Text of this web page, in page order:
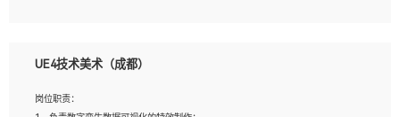
2、熟练掌握 Unity3D 程序开发，精通 C# 语言开发；
4、有良好的沟通能力和团队合作意识；
UE4技术美术（成都）
岗位职责：